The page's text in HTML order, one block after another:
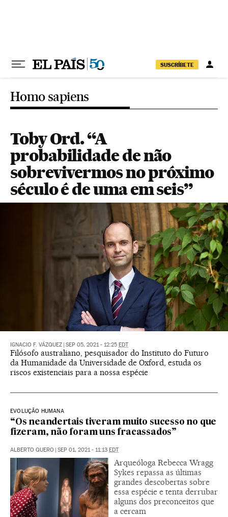
SUSCRÍBETE
Homo sapiens
Toby Ord. “A
probabilidade de não
sobrevivermos no próximo
século é de uma em seis”
IGNACIO F. VÁZQUEZ SEP 05, 2021 - 12:25 EDT
Filósofo australiano, pesquisador do Instituto do Futuro
da Humanidade da Universidade de Oxford, estuda os
riscos existenciais para a nossa espécie
EVOLUÇÃO HUMANA
“Os neandertais tiveram muito sucesso no que
fizeram, não foram uns fracassados”
ALBERTO QUERO SEP 01, 2021 - 11:13 EDT
Arqueóloga Rebecca Wragg
Sykes repassa as últimas
grandes descobertas sobre
essa espécie e tenta derrubar
alguns dos preconceitos que
a cercam